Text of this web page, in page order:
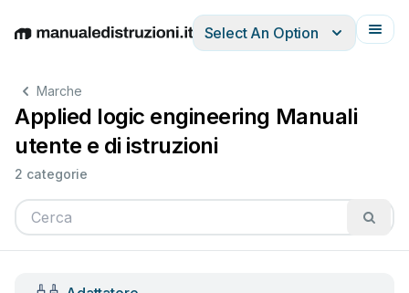
EnglishDeutschEspañolItalianoFrançais
Select An Option
Marche
Applied logic engineering Manuali
utente e di istruzioni
2 categorie